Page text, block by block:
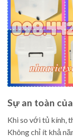
Sự an toàn
Khi so với tủ kính,
Không chỉ ít khả